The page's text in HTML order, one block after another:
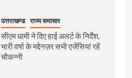
उत्तराखण्ड राज्य समाचार
सीएम धामी ने दिए हाई अलर्ट के निर्देश,
भारी वर्षा के मद्देनज़र सभी एजेंसियां रहें
चौकन्नी